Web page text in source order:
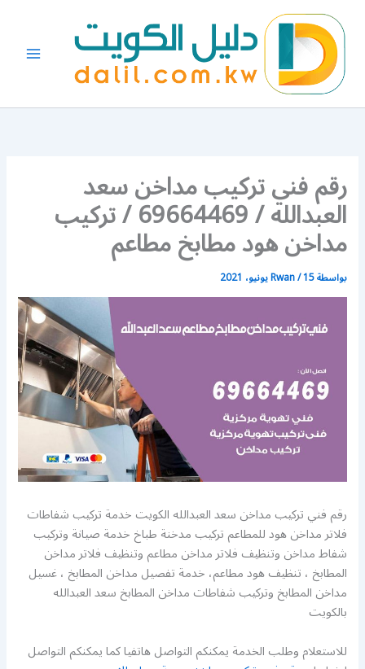
المحتوى
رقم فني تركيب مداخن سعد
العبدالله / 69664469 / تركيب
مداخن هود مطابخ مطاعم
بواسطة Rwan/15 يونيو، 2021
رقم فني تركيب مداخن سعد العبدالله الكويت خدمة تركيب شفاطات
فلاتر مداخن هود للمطاعم تركيب مدخنة طباخ خدمة صيانة وتركيب
شفاط مداخن وتنظيف فلاتر مداخن مطاعم وتنظيف فلاتر مداخن
المطابخ ، تنظيف هود مطاعم، خدمة تفصيل مداخن المطابخ ، غسيل
مداخن المطابخ وتركيب شفاطات مداخن المطابخ سعد العبدالله
بالكويت
للاستعلام وطلب الخدمة يمكنكم التواصل هاتفيا كما يمكنكم التواصل